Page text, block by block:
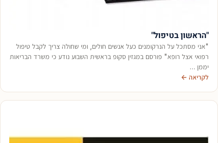
"הראשון בטיפול"
"אני מסתכל על הנרקומנים כעל אנשים חולים, ומי שחולה צריך לקבל טיפול
רפואי אצל רופא" פורסם במגזין סקופ בראשית השבוע נודע כי משרד הבריאות
יממן …
לקריאה ←